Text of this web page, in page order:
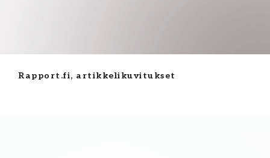
Rapport.fi, artikkelikuvitukset